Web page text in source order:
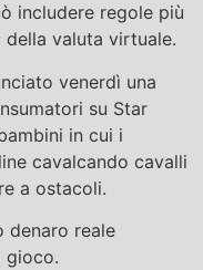
includere regole più
della valuta virtuale.
venerdì una
su Star
in cui i
cavalcando cavalli
a ostacoli.
denaro reale
gioco.